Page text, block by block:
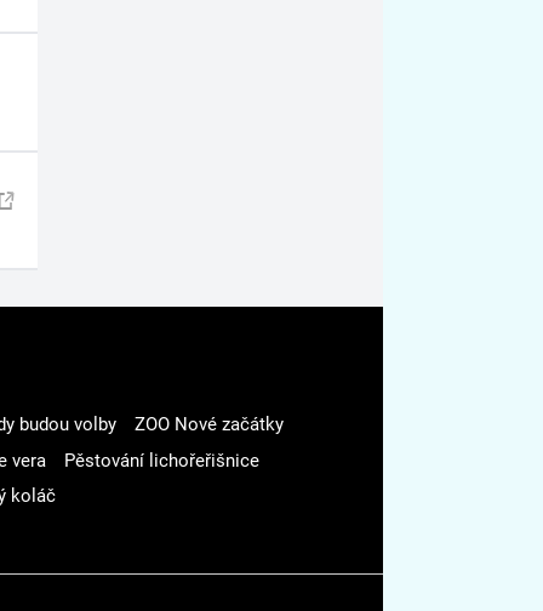
budou volby
ZOO Nové začátky
vera
Pěstování lichořeřišnice
koláč